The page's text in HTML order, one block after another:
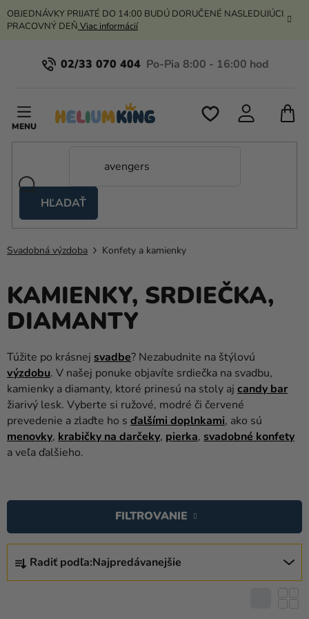
Prejsť
na
OBJEDNÁVKY PRIJATÉ DO 14:00 BUDÚ DORUČENÉ NASLEDUJÚCI
PRACOVNÝ DEŇ Viac informácií
02/33 070 404
HĽADAŤ
stany
Kanekalon
Hélium
a
balóny
Párty
Výzdoba
a
doplnky
Novinky
Svadobná výzdoba Konfety a kamienky
KAMIENKY, SRDIEČKA,
DIAMANTY
Túžite po krásnej svadbe? Nezabudnite na štýlovú
výzdobu. V našej ponuke objavíte srdiečka na svadbu,
kamienky a diamanty, ktoré prinesú na stoly aj candy bar
žiarivý lesk. Vyberte si ružové, modré či červené
prevedenie a zlaďte ho s ďalšími doplnkami, ako sú
menovky, krabičky na darčeky, pierka, svadobné konfety
a veľa ďalšieho.
A
D
Radiť podľa:Najpredávanejšie
FILTROVANIE
Ý
P
I
S
P